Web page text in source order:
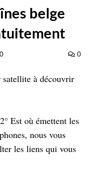
belge
0
à découvrir
Est où émettent les
nous vous
les liens qui vous